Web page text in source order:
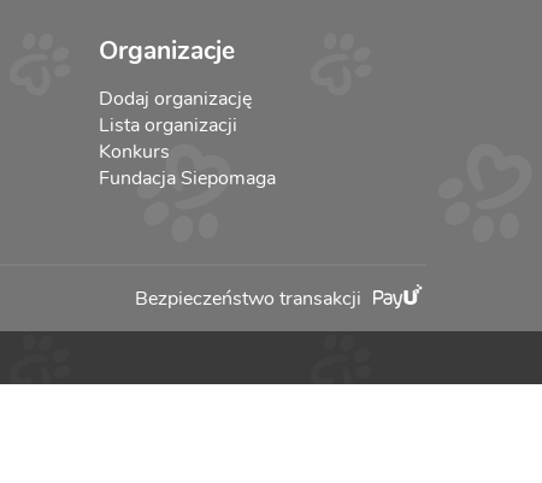
Organizacje
Dodaj organizację
Lista organizacji
Konkurs
Fundacja Siepomaga
Bezpieczeństwo transakcji